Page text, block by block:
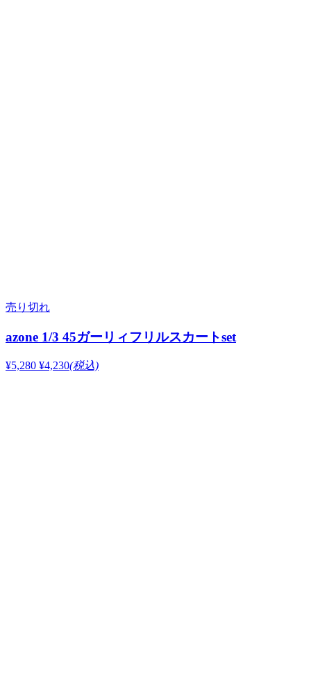
売り切れ
azone 1/3 45ガーリィフリルスカートset
¥5,280 ¥4,230(税込)